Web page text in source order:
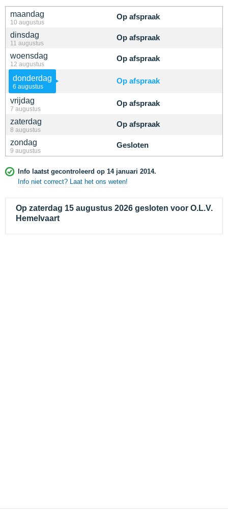
maandag
10 augustus
Op afspraak
dinsdag
11 augustus
Op afspraak
woensdag
12 augustus
Op afspraak
donderdag
6 augustus
Op afspraak
vrijdag
7 augustus
Op afspraak
zaterdag
8 augustus
Op afspraak
zondag
9 augustus
Gesloten
Info laatst gecontroleerd op 14 januari 2014.
Info niet correct? Laat het ons weten!
Op zaterdag 15 augustus 2026 gesloten voor O.L.V.
Hemelvaart